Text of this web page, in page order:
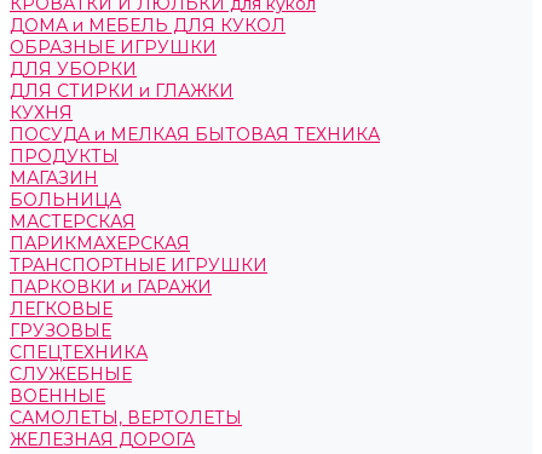
ДОМА и МЕБЕЛЬ ДЛЯ КУКОЛ
ОБРАЗНЫЕ ИГРУШКИ
ДЛЯ УБОРКИ
ДЛЯ СТИРКИ и ГЛАЖКИ
КУХНЯ
ПОСУДА и МЕЛКАЯ БЫТОВАЯ ТЕХНИКА
ПРОДУКТЫ
МАГАЗИН
БОЛЬНИЦА
МАСТЕРСКАЯ
ПАРИКМАХЕРСКАЯ
ТРАНСПОРТНЫЕ ИГРУШКИ
ПАРКОВКИ и ГАРАЖИ
ЛЕГКОВЫЕ
ГРУЗОВЫЕ
СПЕЦТЕХНИКА
СЛУЖЕБНЫЕ
ВОЕННЫЕ
САМОЛЕТЫ, ВЕРТОЛЕТЫ
ЖЕЛЕЗНАЯ ДОРОГА